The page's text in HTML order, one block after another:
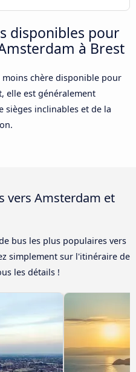
disponibles pour
à Brest
moins chère disponible pour
elle est généralement
sièges inclinables et de la
vers Amsterdam et
bus les plus populaires vers
simplement sur l'itinéraire de
les détails !